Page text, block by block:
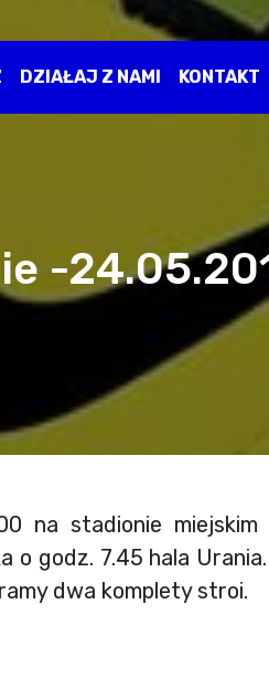
DZIAŁAJ Z NAMI KONTAKT
-
na stadionie miejskim
o godz. 7.45 hala
dwa komplety stroi.